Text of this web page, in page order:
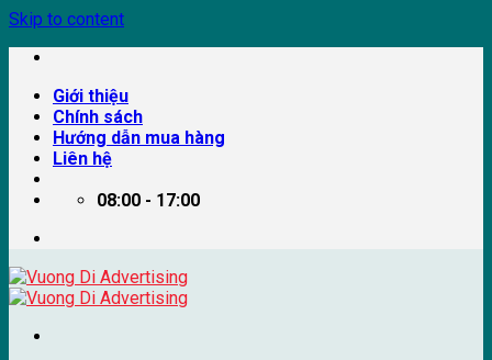
Skip to content
Giới thiệu
Chính sách
Hướng dẫn mua hàng
Liên hệ
08:00 - 17:00